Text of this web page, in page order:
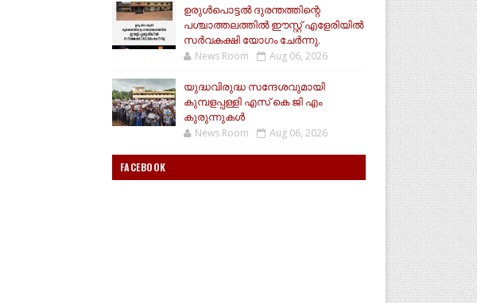
ഉരുൾപൊട്ടൽ ദുരന്തത്തിന്റെ
പശ്ചാത്തലത്തിൽ ഈസ്റ്റ്‌ എളേരിയിൽ
സർവകക്ഷി യോഗം ചേർന്നു.
News Room Aug 06, 2026
യുദ്ധവിരുദ്ധ സന്ദേശവുമായി
കുമ്പളപ്പള്ളി എസ് കെ ജി എം
കുരുന്നുകൾ
News Room Aug 06, 2026
FACEBOOK